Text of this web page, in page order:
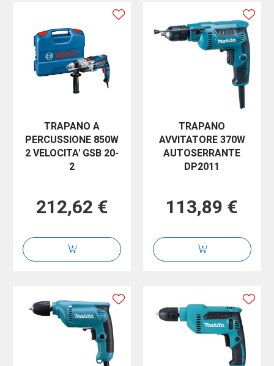
TRAPANO A
PERCUSSIONE 850W
2 VELOCITA' GSB 20-
2
212,62 €
TRAPANO
AVVITATORE 370W
AUTOSERRANTE
DP2011
113,89 €